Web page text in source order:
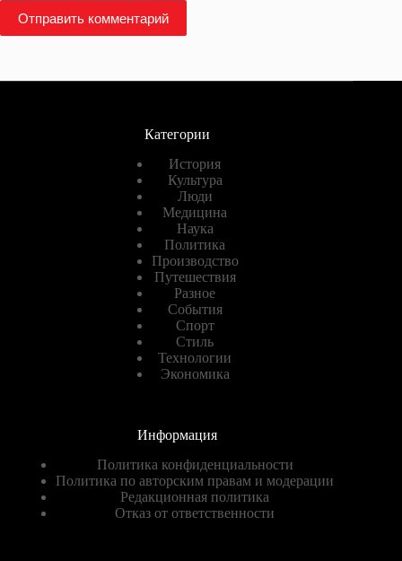
Отправить комментарий
Категории
История
Культура
Люди
Медицина
Наука
Политика
Производство
Путешествия
Разное
События
Спорт
Стиль
Технологии
Экономика
Информация
Политика конфиденциальности
Политика по авторским правам и модерации
Редакционная политика
Отказ от ответственности